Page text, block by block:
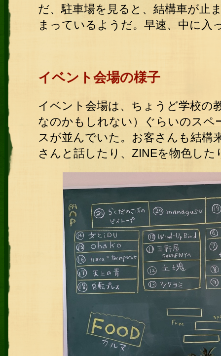
だ、駐車場を見ると、結構車が止
まっているようだ。早速、中に入
イベント会場の様子
イベント会場は、ちょうど学校の
なのかもしれない）ぐらいのスペ
スが並んでいた。お客さんも結構
さんと話したり、ZINEを物色した